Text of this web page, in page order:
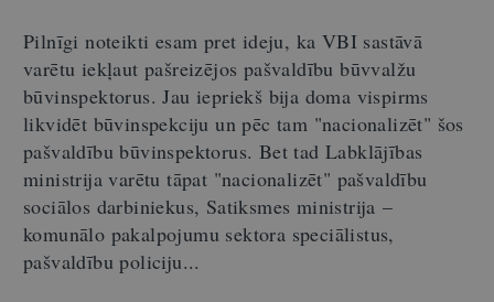
Pilnīgi noteikti esam pret ideju, ka VBI sastāvā
varētu iekļaut pašreizējos pašvaldību būvvalžu
būvinspektorus. Jau iepriekš bija doma vispirms
likvidēt būvinspekciju un pēc tam "nacionalizēt" šos
pašvaldību būvinspektorus. Bet tad Labklājības
ministrija varētu tāpat "nacionalizēt" pašvaldību
sociālos darbiniekus, Satiksmes ministrija –
komunālo pakalpojumu sektora speciālistus,
pašvaldību policiju...